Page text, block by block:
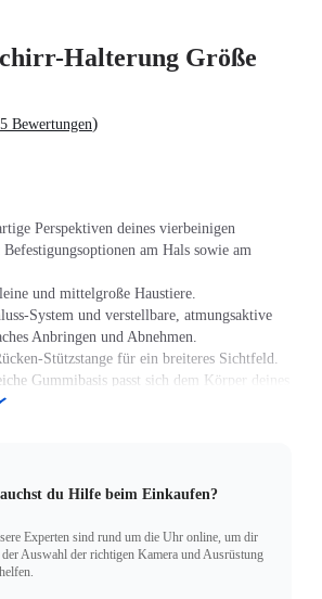
Halterung Größe
5 Bewertungen)
Perspektiven deines vierbeinigen
am Hals sowie am
und mittelgroße Haustiere.
System und verstellbare, atmungsaktive
Anbringen und Abnehmen.
Stützstange für ein breiteres Sichtfeld.
Gummibasis passt sich dem Körper deines
angenehmen Sitz an und hält die Kamera
mit der GO/GO 2 musst du allerdings
mit einer 2-Zinken-Befestigung kaufen.
du Hilfe beim Einkaufen?
Experten sind rund um die Uhr online, um dir
der Auswahl der richtigen Kamera und Ausrüstung